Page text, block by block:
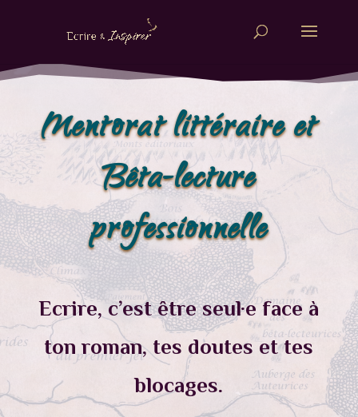
Mentorat littéraire et
Bêta-lecture
professionnelle
Ecrire, c’est être seul·e face à
ton roman, tes doutes et tes
blocages.